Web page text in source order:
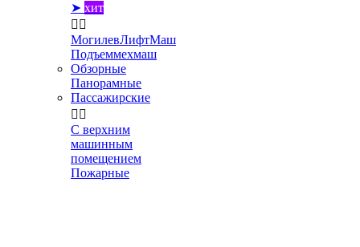
➤ хит
 
МогилевЛифтМаш
Подъеммехмаш
Обзорные
Панорамные
Пассажирские
 
С верхним
машинным
помещением
Пожарные